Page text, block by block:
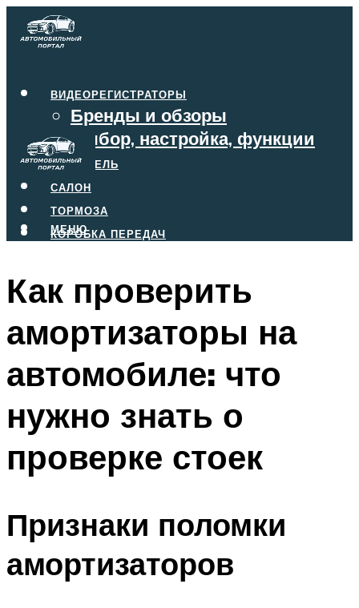
ВИДЕОРЕГИСТРАТОРЫ
Бренды и обзоры
Выбор, настройка, функции
ДВИГАТЕЛЬ
САЛОН
ТОРМОЗА
КОРОБКА ПЕРЕДАЧ
МЕНЮ
МЕНЮ
Как проверить
амортизаторы на
автомобиле: что
нужно знать о
проверке стоек
Признаки поломки
амортизаторов